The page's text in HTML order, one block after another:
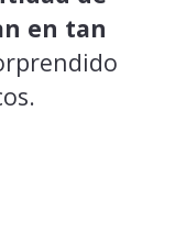
en tan